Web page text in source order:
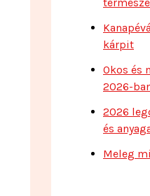
kárpit
Okos és
2026-
2026
és
Meleg